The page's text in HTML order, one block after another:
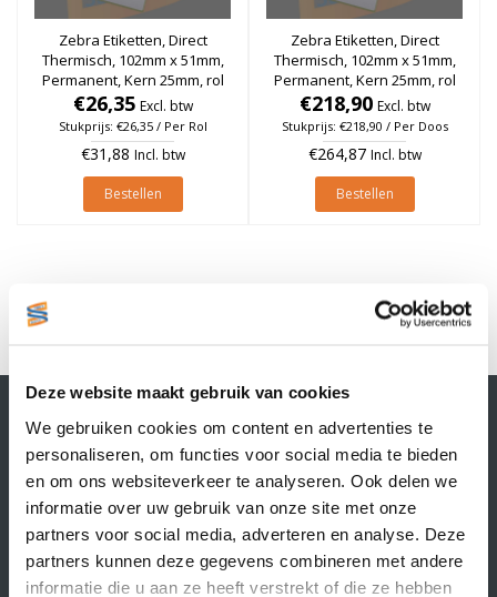
Deze website maakt gebruik van cookies
We gebruiken cookies om content en advertenties te
personaliseren, om functies voor social media te bieden
en om ons websiteverkeer te analyseren. Ook delen we
informatie over uw gebruik van onze site met onze
partners voor social media, adverteren en analyse. Deze
partners kunnen deze gegevens combineren met andere
informatie die u aan ze heeft verstrekt of die ze hebben
Zebra Etiketten, Direct
Thermisch, 102mm x 51mm,
Permanent, Kern 25mm, rol
à 1.370 stuks
€26,35 Excl. btw
Stukprijs: €26,35 / Per Rol
€31,88 Incl. btw
Bestellen
Zebra Etiketten, Direct
Thermisch, 102mm x 51mm,
Permanent, Kern 25mm, rol
à 1.370 stuks (Per doos)
€218,90 Excl. btw
Stukprijs: €218,90 / Per Doos
€264,87 Incl. btw
Bestellen
1
Contactgegevens
Supply Service B.V.
Nijverheidsstraat 25-K
3861 RJ Nijkerk
info@supplyservice.nl
+31 33 468 13 42
KvK nummer: 66384737